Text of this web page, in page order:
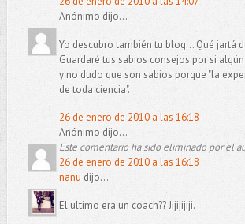
Anónimo dijo...
Yo descubro también tu blog... Qué jartá
Guardaré tus sabios consejos por si
y no dudo que son sabios porque "la
de toda ciencia".
26 de enero de 2010 a las 16:18
Anónimo dijo...
Este comentario ha sido eliminado por el
26 de enero de 2010 a las 16:18
nanu dijo...
El ultimo era un coach?? Jijijijiji.